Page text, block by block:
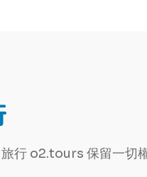
行 o2.tours 保留一切